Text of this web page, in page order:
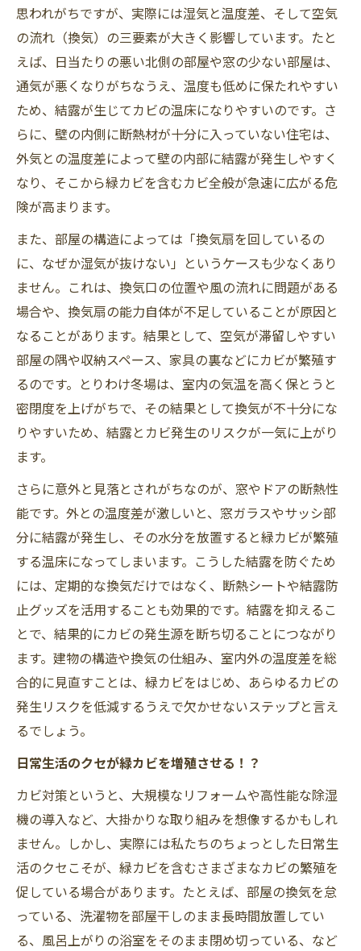
思われがちですが、実際には湿気と温度差、そして空気
の流れ（換気）の三要素が大きく影響しています。たと
えば、日当たりの悪い北側の部屋や窓の少ない部屋は、
通気が悪くなりがちなうえ、温度も低めに保たれやすい
ため、結露が生じてカビの温床になりやすいのです。さ
らに、壁の内側に断熱材が十分に入っていない住宅は、
外気との温度差によって壁の内部に結露が発生しやすく
なり、そこから緑カビを含むカビ全般が急速に広がる危
険が高まります。
また、部屋の構造によっては「換気扇を回しているの
に、なぜか湿気が抜けない」というケースも少なくあり
ません。これは、換気口の位置や風の流れに問題がある
場合や、換気扇の能力自体が不足していることが原因と
なることがあります。結果として、空気が滞留しやすい
部屋の隅や収納スペース、家具の裏などにカビが繁殖す
るのです。とりわけ冬場は、室内の気温を高く保とうと
密閉度を上げがちで、その結果として換気が不十分にな
りやすいため、結露とカビ発生のリスクが一気に上がり
ます。
さらに意外と見落とされがちなのが、窓やドアの断熱性
能です。外との温度差が激しいと、窓ガラスやサッシ部
分に結露が発生し、その水分を放置すると緑カビが繁殖
する温床になってしまいます。こうした結露を防ぐため
には、定期的な換気だけではなく、断熱シートや結露防
止グッズを活用することも効果的です。結露を抑えるこ
とで、結果的にカビの発生源を断ち切ることにつながり
ます。建物の構造や換気の仕組み、室内外の温度差を総
合的に見直すことは、緑カビをはじめ、あらゆるカビの
発生リスクを低減するうえで欠かせないステップと言え
るでしょう。
日常生活のクセが緑カビを増殖させる！？
カビ対策というと、大規模なリフォームや高性能な除湿
機の導入など、大掛かりな取り組みを想像するかもしれ
ません。しかし、実際には私たちのちょっとした日常生
活のクセこそが、緑カビを含むさまざまなカビの繁殖を
促している場合があります。たとえば、部屋の換気を怠
っている、洗濯物を部屋干しのまま長時間放置してい
る、風呂上がりの浴室をそのまま閉め切っている、など